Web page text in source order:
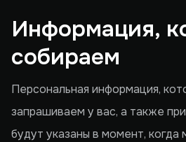
Информация,
собираем
Персональная информация,
запрашиваем у вас, а также
будут указаны в момент, когда